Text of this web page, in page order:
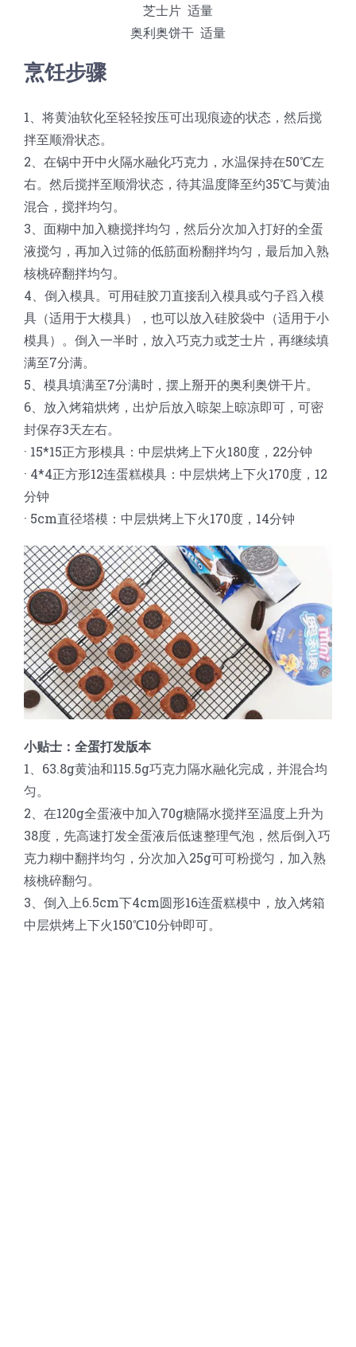
芝士片 适量
奥利奥饼干 适量
烹饪步骤
1、将黄油软化至轻轻按压可出现痕迹的状态，然后搅
拌至顺滑状态。
2、在锅中开中火隔水融化巧克力，水温保持在50℃左
右。然后搅拌至顺滑状态，待其温度降至约35℃与黄油
混合，搅拌均匀。
3、面糊中加入糖搅拌均匀，然后分次加入打好的全蛋
液搅匀，再加入过筛的低筋面粉翻拌均匀，最后加入熟
核桃碎翻拌均匀。
4、倒入模具。可用硅胶刀直接刮入模具或勺子舀入模
具（适用于大模具），也可以放入硅胶袋中（适用于小
模具）。倒入一半时，放入巧克力或芝士片，再继续填
满至7分满。
5、模具填满至7分满时，摆上掰开的奥利奥饼干片。
6、放入烤箱烘烤，出炉后放入晾架上晾凉即可，可密
封保存3天左右。
· 15*15正方形模具：中层烘烤上下火180度，22分钟
· 4*4正方形12连蛋糕模具：中层烘烤上下火170度，12
分钟
· 5cm直径塔模：中层烘烤上下火170度，14分钟
小贴士：全蛋打发版本
1、63.8g黄油和115.5g巧克力隔水融化完成，并混合均
匀。
2、在120g全蛋液中加入70g糖隔水搅拌至温度上升为
38度，先高速打发全蛋液后低速整理气泡，然后倒入巧
克力糊中翻拌均匀，分次加入25g可可粉搅匀，加入熟
核桃碎翻匀。
3、倒入上6.5cm下4cm圆形16连蛋糕模中，放入烤箱
中层烘烤上下火150℃10分钟即可。